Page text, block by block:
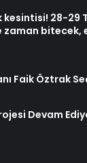
kesintisi! 28-29
zaman bitecek,
Faik Öztrak
Devam